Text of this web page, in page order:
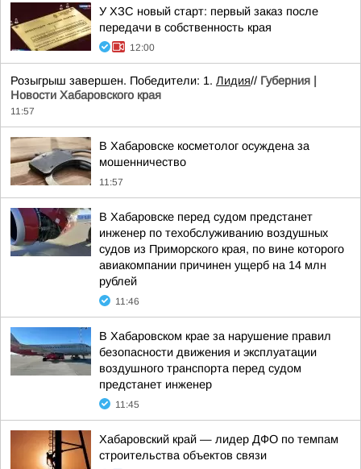
У ХЗС новый старт: первый заказ после
передачи в собственность края
12:00
Розыгрыш завершен. Победители: 1. Лидия// Губерния |
Новости Хабаровского края
11:57
В Хабаровске косметолог осуждена за
мошенничество
11:57
В Хабаровске перед судом предстанет
инженер по техобслуживанию воздушных
судов из Приморского края, по вине которого
авиакомпании причинен ущерб на 14 млн
рублей
11:46
В Хабаровском крае за нарушение правил
безопасности движения и эксплуатации
воздушного транспорта перед судом
предстанет инженер
11:45
Хабаровский край — лидер ДФО по темпам
строительства объектов связи